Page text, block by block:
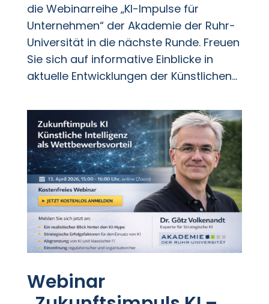
die Webinarreihe „KI-Impulse für
Unternehmen“ der Akademie der Ruhr-
Universität in die nächste Runde. Freuen
Sie sich auf informative Einblicke in
aktuelle Entwicklungen der Künstlichen...
Webinar